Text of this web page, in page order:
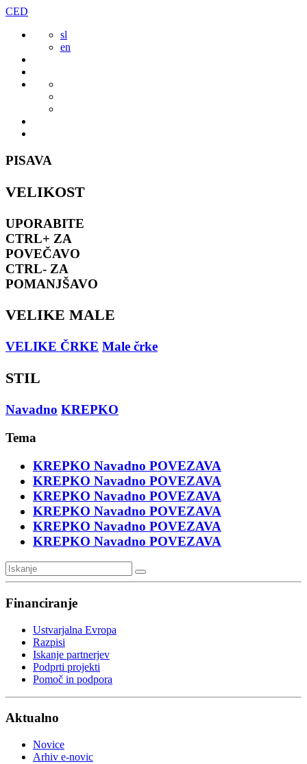
Preskoči
vsebine
CED
sl
en
PISAVA
VELIKOST
UPORABITE
CTRL+ ZA
POVEČAVO
CTRL- ZA
POMANJŠAVO
VELIKE MALE
VELIKE ČRKE Male črke
STIL
Navadno KREPKO
Tema
KREPKO Navadno POVEZAVA
KREPKO Navadno POVEZAVA
KREPKO Navadno POVEZAVA
KREPKO Navadno POVEZAVA
KREPKO Navadno POVEZAVA
KREPKO Navadno POVEZAVA
Financiranje
Ustvarjalna Evropa
Razpisi
Iskanje partnerjev
Podprti projekti
Pomoč in podpora
Aktualno
Novice
Arhiv e-novic